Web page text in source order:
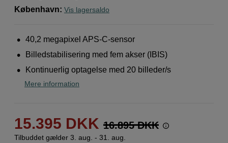
København: Vis lagersaldo
40,2 megapixel APS-C-sensor
Billedstabilisering med fem akser (IBIS)
Kontinuerlig optagelse med 20 billeder/s
Mere information
15.395 DKK 16.895 DKK
Tilbuddet gælder 3. aug. - 31. aug.